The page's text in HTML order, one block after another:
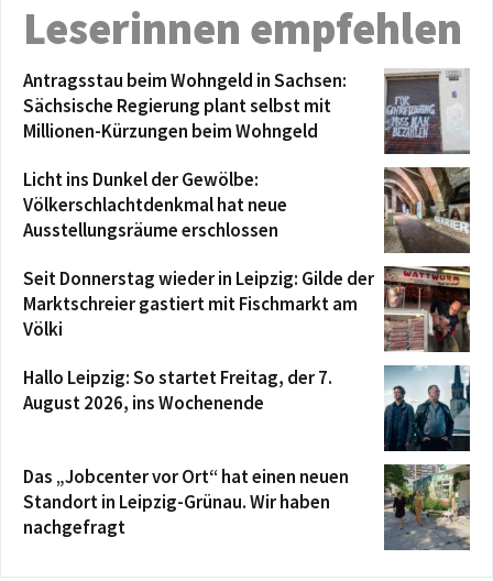
Leserinnen empfehlen
Antragsstau beim Wohngeld in Sachsen:
Sächsische Regierung plant selbst mit
Millionen-Kürzungen beim Wohngeld
Licht ins Dunkel der Gewölbe:
Völkerschlachtdenkmal hat neue
Ausstellungsräume erschlossen
Seit Donnerstag wieder in Leipzig: Gilde der
Marktschreier gastiert mit Fischmarkt am
Völki
Hallo Leipzig: So startet Freitag, der 7.
August 2026, ins Wochenende
Das „Jobcenter vor Ort“ hat einen neuen
Standort in Leipzig-Grünau. Wir haben
nachgefragt